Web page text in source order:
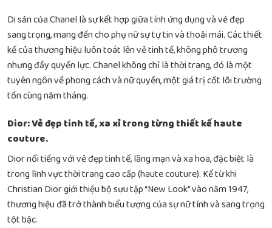
Di sản của Chanel là sự kết hợp giữa tính ứng dụng và vẻ đẹp
sang trọng, mang đến cho phụ nữ sự tự tin và thoải mái. Các thiết
kế của thương hiệu luôn toát lên vẻ tinh tế, không phô trương
nhưng đầy quyền lực. Chanel không chỉ là thời trang, đó là một
tuyên ngôn về phong cách và nữ quyền, một giá trị cốt lõi trường
tồn cùng năm tháng.
Dior: Vẻ đẹp tinh tế, xa xỉ trong từng thiết kế haute
couture.
Dior nổi tiếng với vẻ đẹp tinh tế, lãng mạn và xa hoa, đặc biệt là
trong lĩnh vực thời trang cao cấp (haute couture). Kể từ khi
Christian Dior giới thiệu bộ sưu tập “New Look” vào năm 1947,
thương hiệu đã trở thành biểu tượng của sự nữ tính và sang trọng
tột bậc.